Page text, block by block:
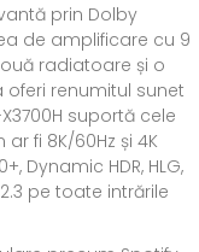
prin Dolby
de amplificare cu 9
radiatoare și o
renumitul sunet
suportă cele
fi 8K/60Hz și 4K
Dynamic HDR, HLG,
pe toate intrările